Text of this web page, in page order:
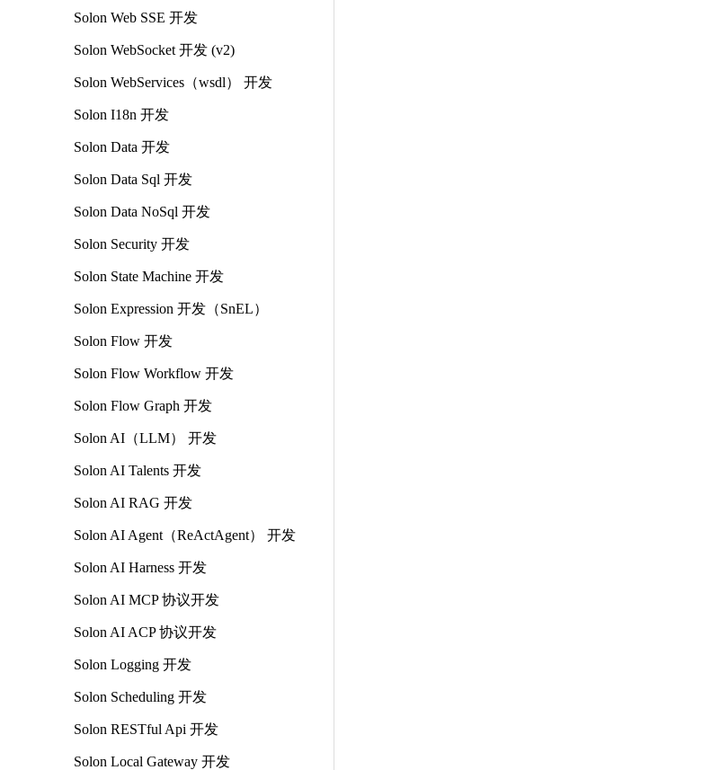
Solon Web SSE 开发
Solon WebSocket 开发 (v2)
Solon WebServices（wsdl） 开发
Solon I18n 开发
Solon Data 开发
Solon Data Sql 开发
Solon Data NoSql 开发
Solon Security 开发
Solon State Machine 开发
Solon Expression 开发（SnEL）
Solon Flow 开发
Solon Flow Workflow 开发
Solon Flow Graph 开发
Solon AI（LLM） 开发
Solon AI Talents 开发
Solon AI RAG 开发
Solon AI Agent（ReActAgent） 开发
Solon AI Harness 开发
Solon AI MCP 协议开发
Solon AI ACP 协议开发
Solon Logging 开发
Solon Scheduling 开发
Solon RESTful Api 开发
Solon Local Gateway 开发